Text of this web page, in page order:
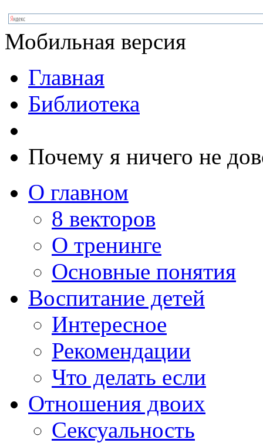
Мобильная версия
Главная
Библиотека
Почему я ничего не
О главном
8 векторов
О тренинге
Основные понятия
Воспитание детей
Интересное
Рекомендации
Что делать если
Отношения двоих
Сексуальность